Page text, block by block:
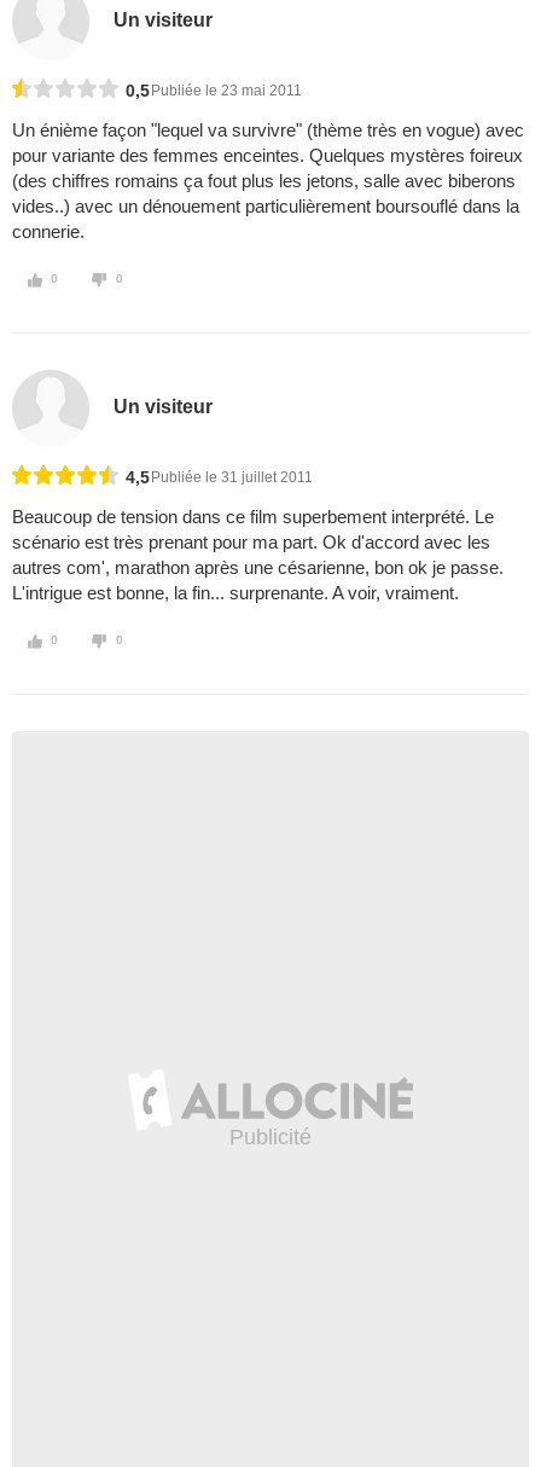
Un visiteur
0,5 Publiée le 23 mai 2011
Un énième façon "lequel va survivre" (thème très en vogue) avec
pour variante des femmes enceintes. Quelques mystères foireux
(des chiffres romains ça fout plus les jetons, salle avec biberons
vides..) avec un dénouement particulièrement boursouflé dans la
connerie.
0 0
Un visiteur
4,5 Publiée le 31 juillet 2011
Beaucoup de tension dans ce film superbement interprété. Le
scénario est très prenant pour ma part. Ok d'accord avec les
autres com', marathon après une césarienne, bon ok je passe.
L'intrigue est bonne, la fin... surprenante. A voir, vraiment.
0 0